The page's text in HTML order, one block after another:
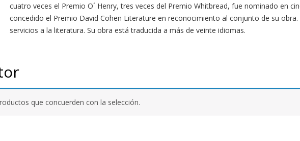
cuatro veces el Premio O´ Henry, tres veces del Premio Whitbread, fue nominado en
concedido el Premio David Cohen Literature en reconocimiento al conjunto de su
servicios a la literatura. Su obra está traducida a más de veinte idiomas.
que concuerden con la selección.